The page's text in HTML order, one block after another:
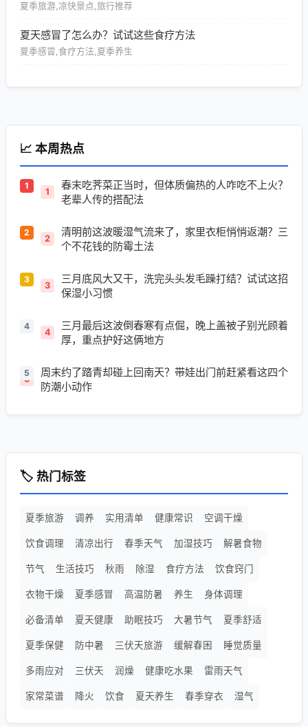
夏季旅游,凉快景点,旅行推荐
夏天感冒了怎么办？试试这些食疗方法
夏季感冒,食疗方法,夏季养生
📈 本周热点
1
春末吃荠菜正当时，但体质偏热的人咋吃不上火？
老辈人传的搭配法
2
清明前这波暖湿气流来了，家里衣柜悄悄返潮？三
个不花钱的防霉土法
3
三月底风大又干，洗完头头发毛躁打结？试试这招
保湿小习惯
4
三月最后这波倒春寒有点倔，晚上盖被子别光顾着
厚，重点护好这俩地方
5
周末约了踏青却碰上回南天？带娃出门前赶紧看这四个
防潮小动作
🏷️ 热门标签
夏季旅游 调养 实用清单 健康常识 空调干燥
饮食调理 清凉出行 春季天气 加湿技巧 解暑食物
节气 生活技巧 秋雨 除湿 食疗方法 饮食窍门
衣物干燥 夏季感冒 高温防暑 养生 身体调理
必备清单 夏天健康 助眠技巧 大暑节气 夏季舒适
夏季保健 防中暑 三伏天旅游 缓解春困 睡觉质量
多雨应对 三伏天 润燥 健康吃水果 雷雨天气
家常菜谱 降火 饮食 夏天养生 春季穿衣 湿气